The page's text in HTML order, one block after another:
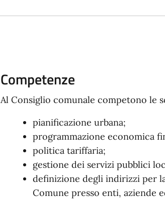
Competenze
Al Consiglio comunale competono le
pianificazione urbana;
programmazione economica
politica tariffaria;
gestione dei servizi pubblici
definizione degli indirizzi per
Comune presso enti, aziende